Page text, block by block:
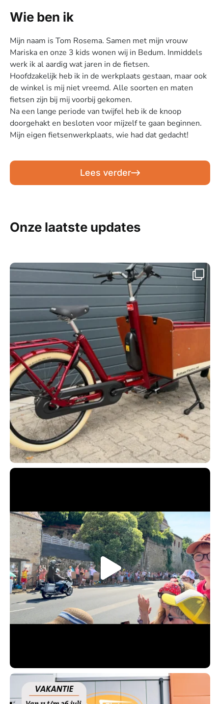
Wie ben ik
Mijn naam is Tom Rosema. Samen met mijn vrouw
Mariska en onze 3 kids wonen wij in Bedum. Inmiddels
werk ik al aardig wat jaren in de fietsen.
Hoofdzakelijk heb ik in de werkplaats gestaan, maar ook
de winkel is mij niet vreemd. Alle soorten en maten
fietsen zijn bij mij voorbij gekomen.
Na een lange periode van twijfel heb ik de knoop
doorgehakt en besloten voor mijzelf te gaan beginnen.
Mijn eigen fietsenwerkplaats, wie had dat gedacht!
Lees verder
Onze laatste updates